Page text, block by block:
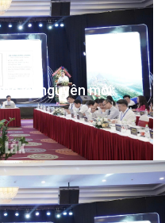
kỷ nguyên mới: